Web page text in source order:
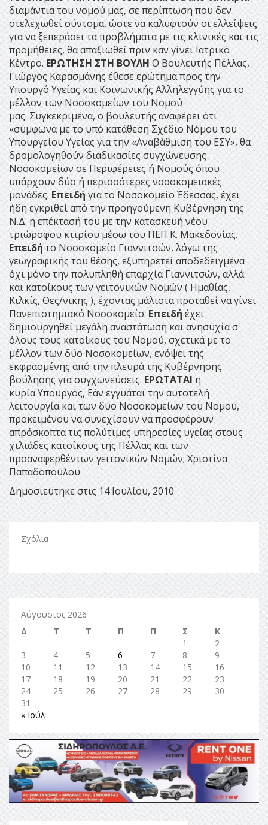
διαμάντια του νομού μας, σε περίπτωση που δεν
στελεχωθεί σύντομα, ώστε να καλυφτούν οι ελλείψεις
για να ξεπεράσει τα προβλήματα με τις κλινικές και τις
προμήθειες, θα απαξιωθεί πριν καν γίνει Ιατρικό
Κέντρο.ΕΡΩΤΗΣΗ ΣΤΗ ΒΟΥΛΗΟ Βουλευτής Πέλλας,
Γιώργος Καρασμάνης έθεσε ερώτημα προς την
Υπουργό Υγείας και Κοινωνικής Αλληλεγγύης για το
μέλλον των Νοσοκομείων του Νομού
μας. Συγκεκριμένα, ο βουλευτής αναφέρει ότι
«σύμφωνα με το υπό κατάθεση Σχέδιο Νόμου του
Υπουργείου Υγείας για την «Αναβάθμιση του ΕΣΥ», θα
δρομολογηθούν διαδικασίες συγχώνευσης
Νοσοκομείων σε Περιφέρειες ή Νομούς όπου
υπάρχουν δύο ή περισσότερες νοσοκομειακές
μονάδες.Επειδήγια το Νοσοκομείο Έδεσσας, έχει
ήδη εγκριθεί από την προηγούμενη Κυβέρνηση της
Ν.Δ. η επέκτασή του με την κατασκευή νέου
τριώροφου κτιρίου μέσω του ΠΕΠ Κ. Μακεδονίας.
Επειδή το Νοσοκομείο Γιαννιτσών, λόγω της
γεωγραφικής του θέσης, εξυπηρετεί αποδεδειγμένα
όχι μόνο την πολυπληθή επαρχία Γιαννιτσών, αλλά
και κατοίκους των γειτονικών Νομών ( Ημαθίας,
Κιλκίς, Θες/νικης ), έχοντας μάλιστα προταθεί να γίνει
Πανεπιστημιακό Νοσοκομείο.Επειδή έχει
δημιουργηθεί μεγάλη αναστάτωση και ανησυχία σ'
όλους τους κατοίκους του Νομού, σχετικά με το
μέλλον των δύο Νοσοκομείων, ενόψει της
εκφρασμένης από την πλευρά της Κυβέρνησης
βούλησης για συγχωνεύσεις. ΕΡΩΤΑΤΑΙη
κυρία Υπουργός, Εάν εγγυάται την αυτοτελή
λειτουργία και των δύο Νοσοκομείων του Νομού,
προκειμένου να συνεχίσουν να προσφέρουν
απρόσκοπτα τις πολύτιμες υπηρεσίες υγείας στους
χιλιάδες κατοίκους της Πέλλας και των
προαναφερθέντων γειτονικών Νομών; Χριστίνα
Παπαδοπούλου
Δημοσιεύτηκε στις 14 Ιουλίου, 2010
Σχόλια
Αύγουστος 2026
Δ
Τ Τ Π Π Σ
Κ
1
2
3
4 5 6 7 8
9
10
11 12 13 14 15
16
17
18 19 20 21 22
23
24
25 26 27 28 29
30
31
« Ιούλ